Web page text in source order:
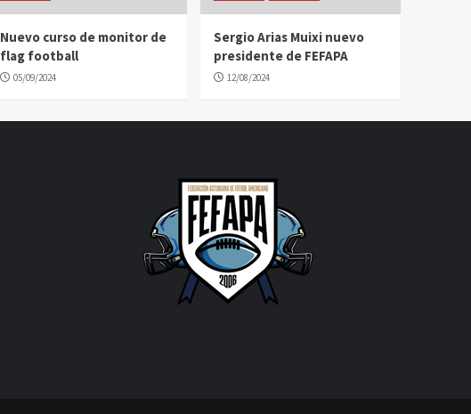
Nuevo curso de monitor de
flag football
05/09/2024
Sergio Arias Muixi nuevo
presidente de FEFAPA
12/08/2024